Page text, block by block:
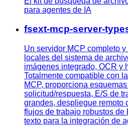
para agentes de IA
fsext-mcp-server-
Un servidor MCP completo
locales del sistema de
imágenes integrado, OCR y
Totalmente compatible con
MCP, proporciona
solicitud/respuesta, E/S de
grandes, despliegue remoto
flujos de trabajo robustos
texto para la integración de